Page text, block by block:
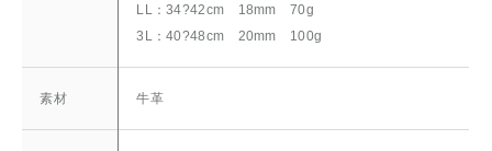
LL：34?42cm 18mm 70g
3L：40?48cm 20mm 100g
素材 牛革